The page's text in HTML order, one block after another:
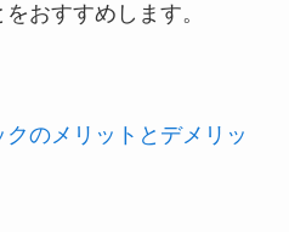
おすすめします。
のメリットとデメリッ